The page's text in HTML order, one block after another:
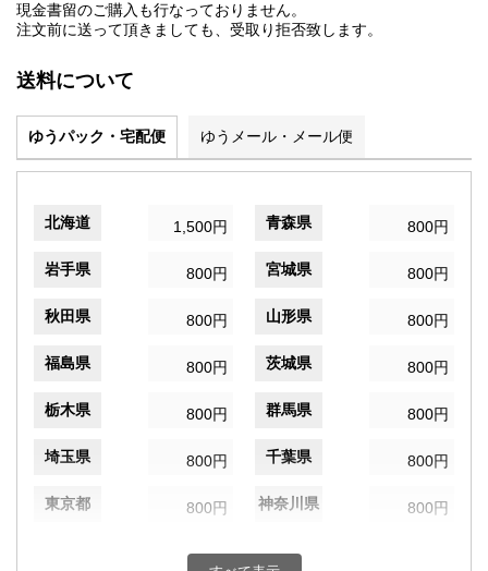
現金書留のご購入も行なっておりません。
注文前に送って頂きましても、受取り拒否致します。
送料について
ゆうパック・宅配便 ゆうメール・メール便
北海道 1,500円 青森県 800円
岩手県 800円 宮城県 800円
秋田県 800円 山形県 800円
福島県 800円 茨城県 800円
栃木県 800円 群馬県 800円
埼玉県 800円 千葉県 800円
東京都 800円 神奈川県 800円
800円 富山県